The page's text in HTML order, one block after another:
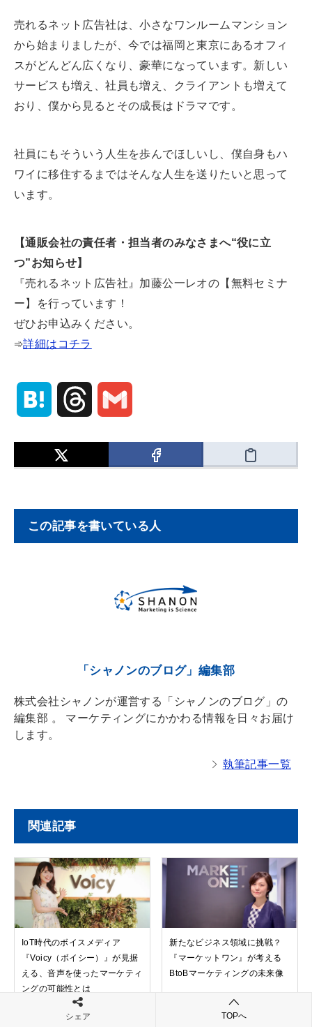
売れるネット広告社は、小さなワンルームマンション
から始まりましたが、今では福岡と東京にあるオフィ
スがどんどん広くなり、豪華になっています。新しい
サービスも増え、社員も増え、クライアントも増えて
おり、僕から見るとその成長はドラマです。
社員にもそういう人生を歩んでほしいし、僕自身もハ
ワイに移住するまではそんな人生を送りたいと思って
います。
【通販会社の責任者・担当者のみなさまへ“役に立
つ”お知らせ】
『売れるネット広告社』加藤公一レオの【無料セミナ
ー】を行っています！
ぜひお申込みください。
➾詳細はコチラ
t r a
この記事を書いている人
「シャノンのブログ」編集部
株式会社シャノンが運営する「シャノンのブログ」の
編集部 。 マーケティングにかかわる情報を日々お届け
します。
執筆記事一覧
関連記事
IoT時代のボイスメディア
『Voicy（ボイシー）』が見据
える、音声を使ったマーケティ
ングの可能性とは
新たなビジネス領域に挑戦？
『マーケットワン』が考える
BtoBマーケティングの未来像
シェア TOPへ